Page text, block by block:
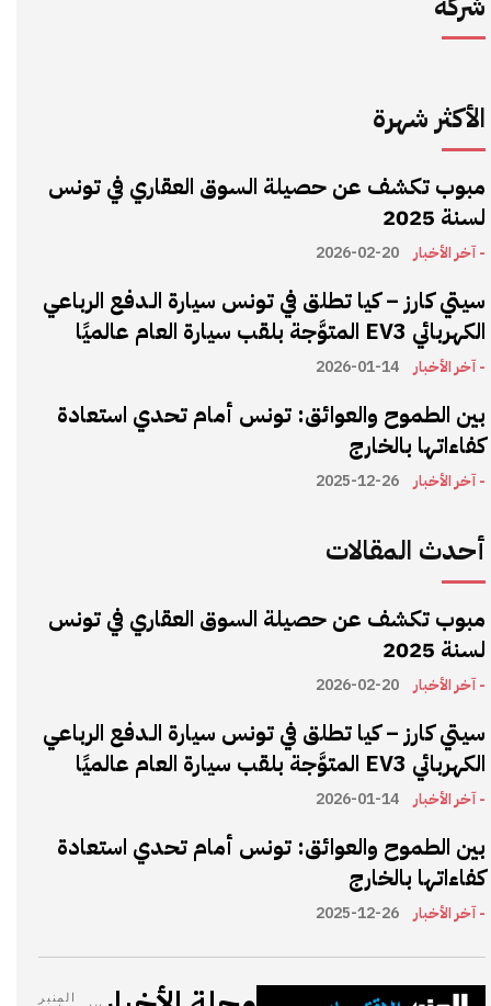
الأكثر شهرة
مبوب تكشف عن حصيلة السوق العقاري في تونس
لسنة 2025
- آخر الأخبار 2026-02-20
سيتي كارز – كيا تطلق في تونس سيارة الـدفع الرباعي
الكهربائي EV3 المتوَّجة بلقب سيارة العام عالميًا
- آخر الأخبار 2026-01-14
بين الطموح والعوائق: تونس أمام تحدي استعادة
كفاءاتها بالخارج
- آخر الأخبار 2025-12-26
أحدث المقالات
مبوب تكشف عن حصيلة السوق العقاري في تونس
لسنة 2025
- آخر الأخبار 2026-02-20
سيتي كارز – كيا تطلق في تونس سيارة الـدفع الرباعي
الكهربائي EV3 المتوَّجة بلقب سيارة العام عالميًا
- آخر الأخبار 2026-01-14
بين الطموح والعوائق: تونس أمام تحدي استعادة
كفاءاتها بالخارج
- آخر الأخبار 2025-12-26
المنبر